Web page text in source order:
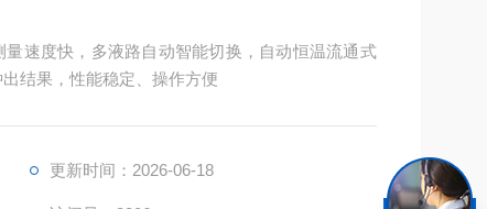
速度快，多液路自动智能切换，自动恒温流通式
结果，性能稳定、操作方便
更新时间：2026-06-18